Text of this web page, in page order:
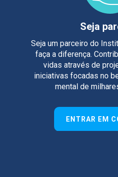
Seja
Seja um parceiro do
faça a diferença.
vidas através de
iniciativas focadas no
mental de
ENTRAR EM